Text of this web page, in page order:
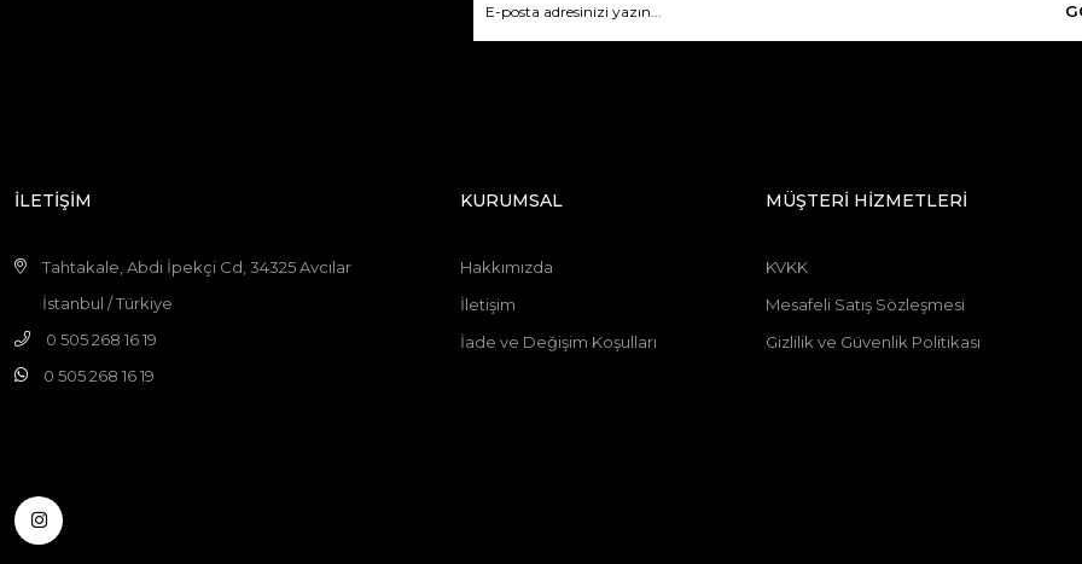
İLETİŞİM
Tahtakale, Abdi İpekçi Cd, 34325 Avcılar
İstanbul / Türkiye
0 505 268 16 19
0 505 268 16 19
KURUMSAL
Hakkımızda
İletişim
İade ve Değişim Koşulları
MÜŞTERİ HİZMETLERİ
KVKK
Mesafeli Satış Sözleşmesi
Gizlilik ve Güvenlik Politikası